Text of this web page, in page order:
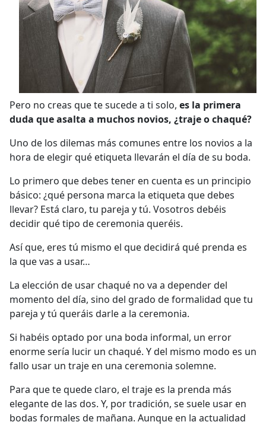
Pero no creas que te sucede a ti solo, es la primera
duda que asalta a muchos novios, ¿traje o chaqué?
Uno de los dilemas más comunes entre los novios a la
hora de elegir qué etiqueta llevarán el día de su boda.
Lo primero que debes tener en cuenta es un principio
básico: ¿qué persona marca la etiqueta que debes
llevar? Está claro, tu pareja y tú. Vosotros debéis
decidir qué tipo de ceremonia queréis.
Así que, eres tú mismo el que decidirá qué prenda es
la que vas a usar…
La elección de usar chaqué no va a depender del
momento del día, sino del grado de formalidad que tu
pareja y tú queráis darle a la ceremonia.
Si habéis optado por una boda informal, un error
enorme sería lucir un chaqué. Y del mismo modo es un
fallo usar un traje en una ceremonia solemne.
Para que te quede claro, el traje es la prenda más
elegante de las dos. Y, por tradición, se suele usar en
bodas formales de mañana. Aunque en la actualidad